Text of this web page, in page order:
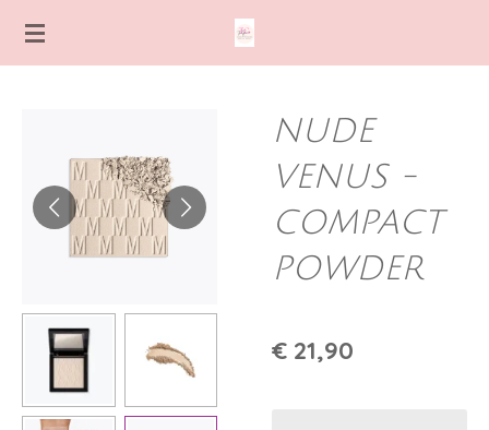
Ga
hoofdinhoud
NUDE
VENUS -
COMPACT
POWDER
€ 21,90